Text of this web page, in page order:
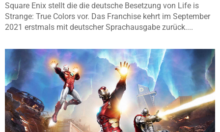
Square Enix stellt die die deutsche Besetzung von Life is
Strange: True Colors vor. Das Franchise kehrt im September
2021 erstmals mit deutscher Sprachausgabe zurück....